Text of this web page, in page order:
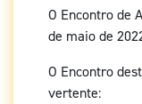
O Encontro de
de maio de
O Encontro
vertente: